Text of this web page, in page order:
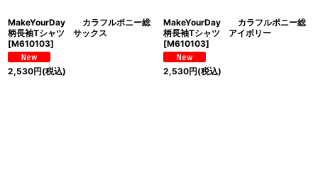
MakeYourDay カラフルポニー総
柄長袖Tシャツ サックス
[M610103]
2,530円(税込)
MakeYourDay カラフルポニー総
柄長袖Tシャツ アイボリー
[M610103]
2,530円(税込)